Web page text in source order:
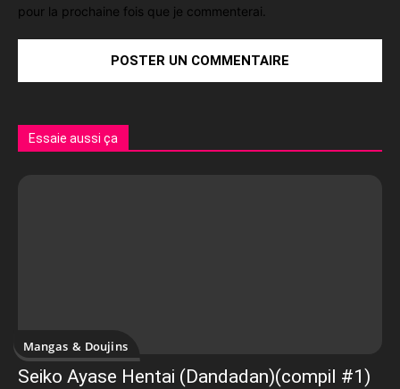
pour la prochaine fois que je commenterai.
Essaie aussi ça
Mangas & Doujins
Seiko Ayase Hentai (Dandadan)(compil #1)